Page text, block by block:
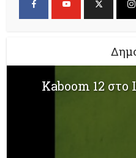
Kaboom 12